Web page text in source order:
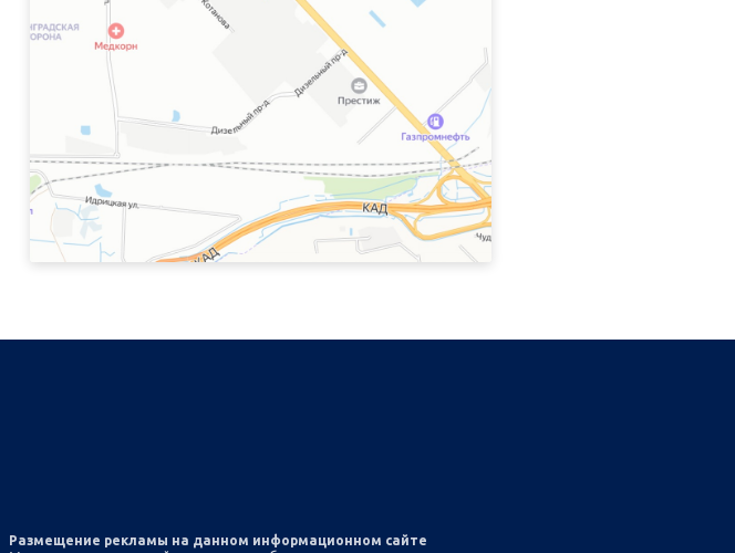
Размещение рекламы на данном информационном сайте